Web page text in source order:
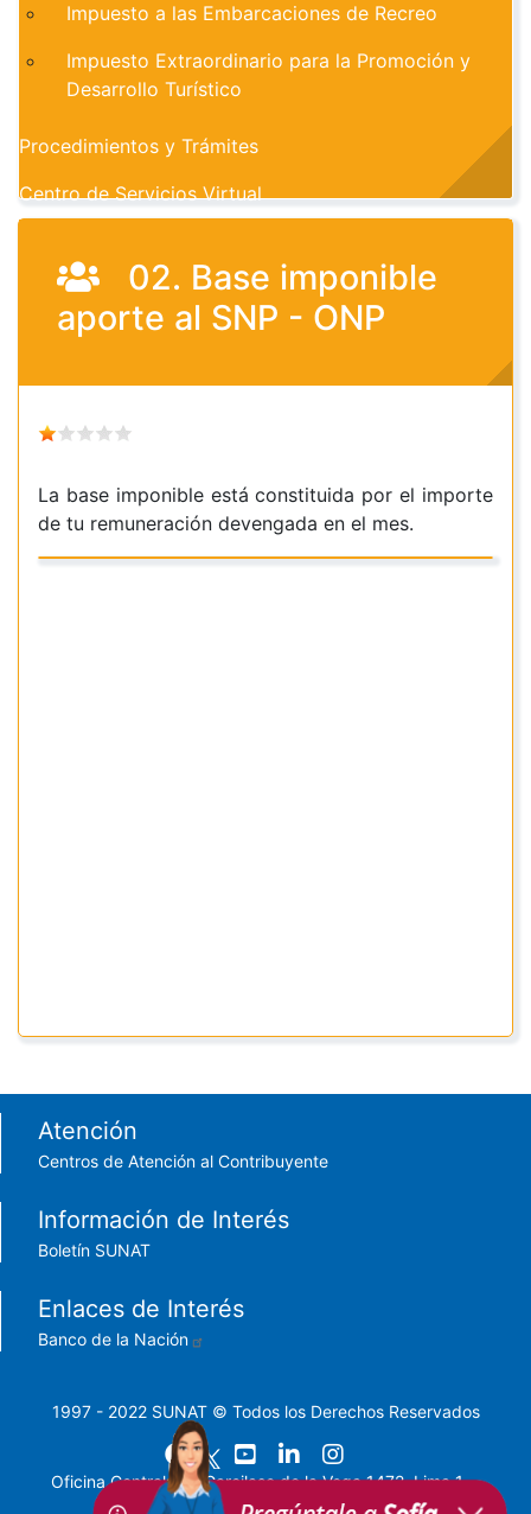
02. Base imponible
aporte al SNP - ONP
La base imponible está constituida por el importe
de tu remuneración devengada en el mes.
Impuesto a las Embarcaciones de Recreo
Impuesto Extraordinario para la Promoción y
Desarrollo Turístico
Procedimientos y Trámites
Centro de Servicios Virtual
Footer menu
Atención
Centros de Atención al Contribuyente
Información de Interés
Boletín SUNAT
Enlaces de Interés
Banco de la Nación
1997 - 2022 SUNAT © Todos los Derechos Reservados
Oficina Central: Av. Garcilaso de la Vega 1472, Lima 1